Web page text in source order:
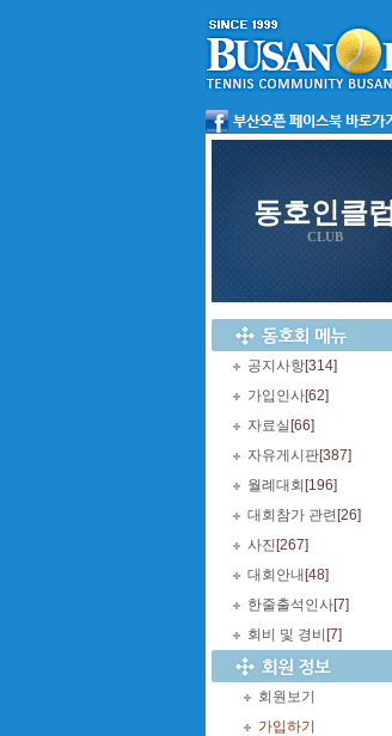
동호인클럽
CLUB
공지사항[314]
가입인사[62]
자료실 [66]
자유게시판[387]
월례대회 [196]
대회참가 관련 [26]
사진 [267]
대회안내 [48]
한줄출석인사[7]
회비 및 경비 [7]
회원보기
가입하기